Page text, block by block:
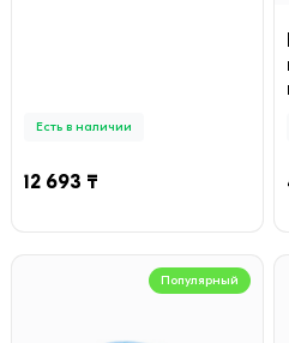
Есть в наличии
12 693 ₸
Популярный